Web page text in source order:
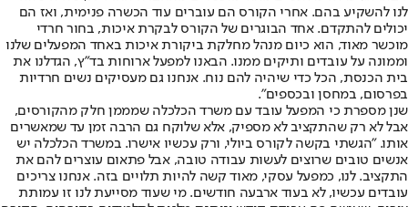
לנו להשקיע בהם. אחרי הקורס הם עוברים עוד הכשרה פנימית, ואז הם
יכולים להתקדם. אחד הבוגרים של הקורס לבקרת איכות, בחור חרדי
מוכשר מאוד, הוא כיום מנהל מחלקת ביקורת איכות באחד המפעלים שלנו
וממונה על עובדים ותיקים ממנו. הבאנו למפעל ארוחות בד"ץ, הגדלנו את
בית הכנסת, הכל כדי שיהיה להם נוח. אנחנו גם מעסיקים נשים חרדיות
בפרסום, במחסן ובכספים".
שנן מספרת כי המפעל עובד עם משרד הכלכלה שמממן חלק מהקורסים,
אבל לא רק שהתקציב לא מספיק, אלא שלוקח גם הרבה זמן עד שמאשרים
אותו. "הגשתי בקשה לקורס ביולי, ורק עכשיו אישרו. במשרד הכלכלה יש
אנשים טובים שרוצים לעשות עבודה טובה, אבל פתאום עוצרים להם את
התקציב. לנו, כמפעל עסקי, מאוד קשה להיות תלויים בזה. אנחנו צריכים
עובדים עכשיו, לא בעוד ארבעה חודשים. מי שעוד מסייעת לנו זו עמותת